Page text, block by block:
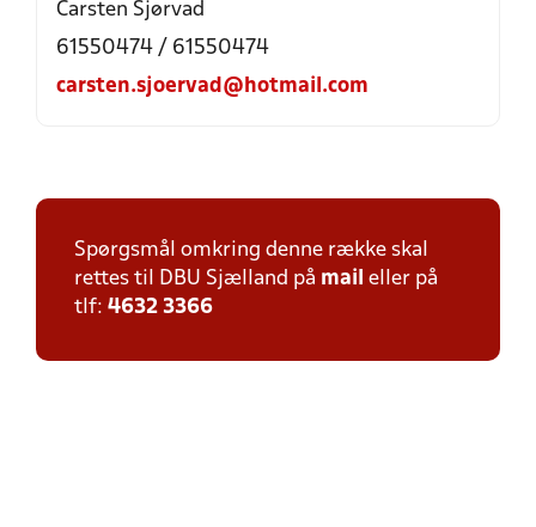
Carsten Sjørvad
61550474 / 61550474
carsten.sjoervad@hotmail.com
Spørgsmål omkring denne række skal
rettes til DBU Sjælland på mail eller på
tlf: 4632 3366